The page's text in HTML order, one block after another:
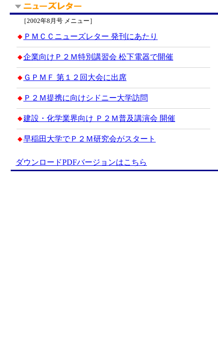
［2002年8月号 メニュー］
◆ ＰＭＣＣニューズレター 発刊にあたり
◆企業向けＰ２Ｍ特別講習会 松下電器で開催
◆ ＧＰＭＦ 第１２回大会に出席
◆ Ｐ２Ｍ提携に向けシドニー大学訪問
◆建設・化学業界向け Ｐ２Ｍ普及講演会 開催
◆早稲田大学でＰ２Ｍ研究会がスタート
ダウンロードPDFバージョンはこちら